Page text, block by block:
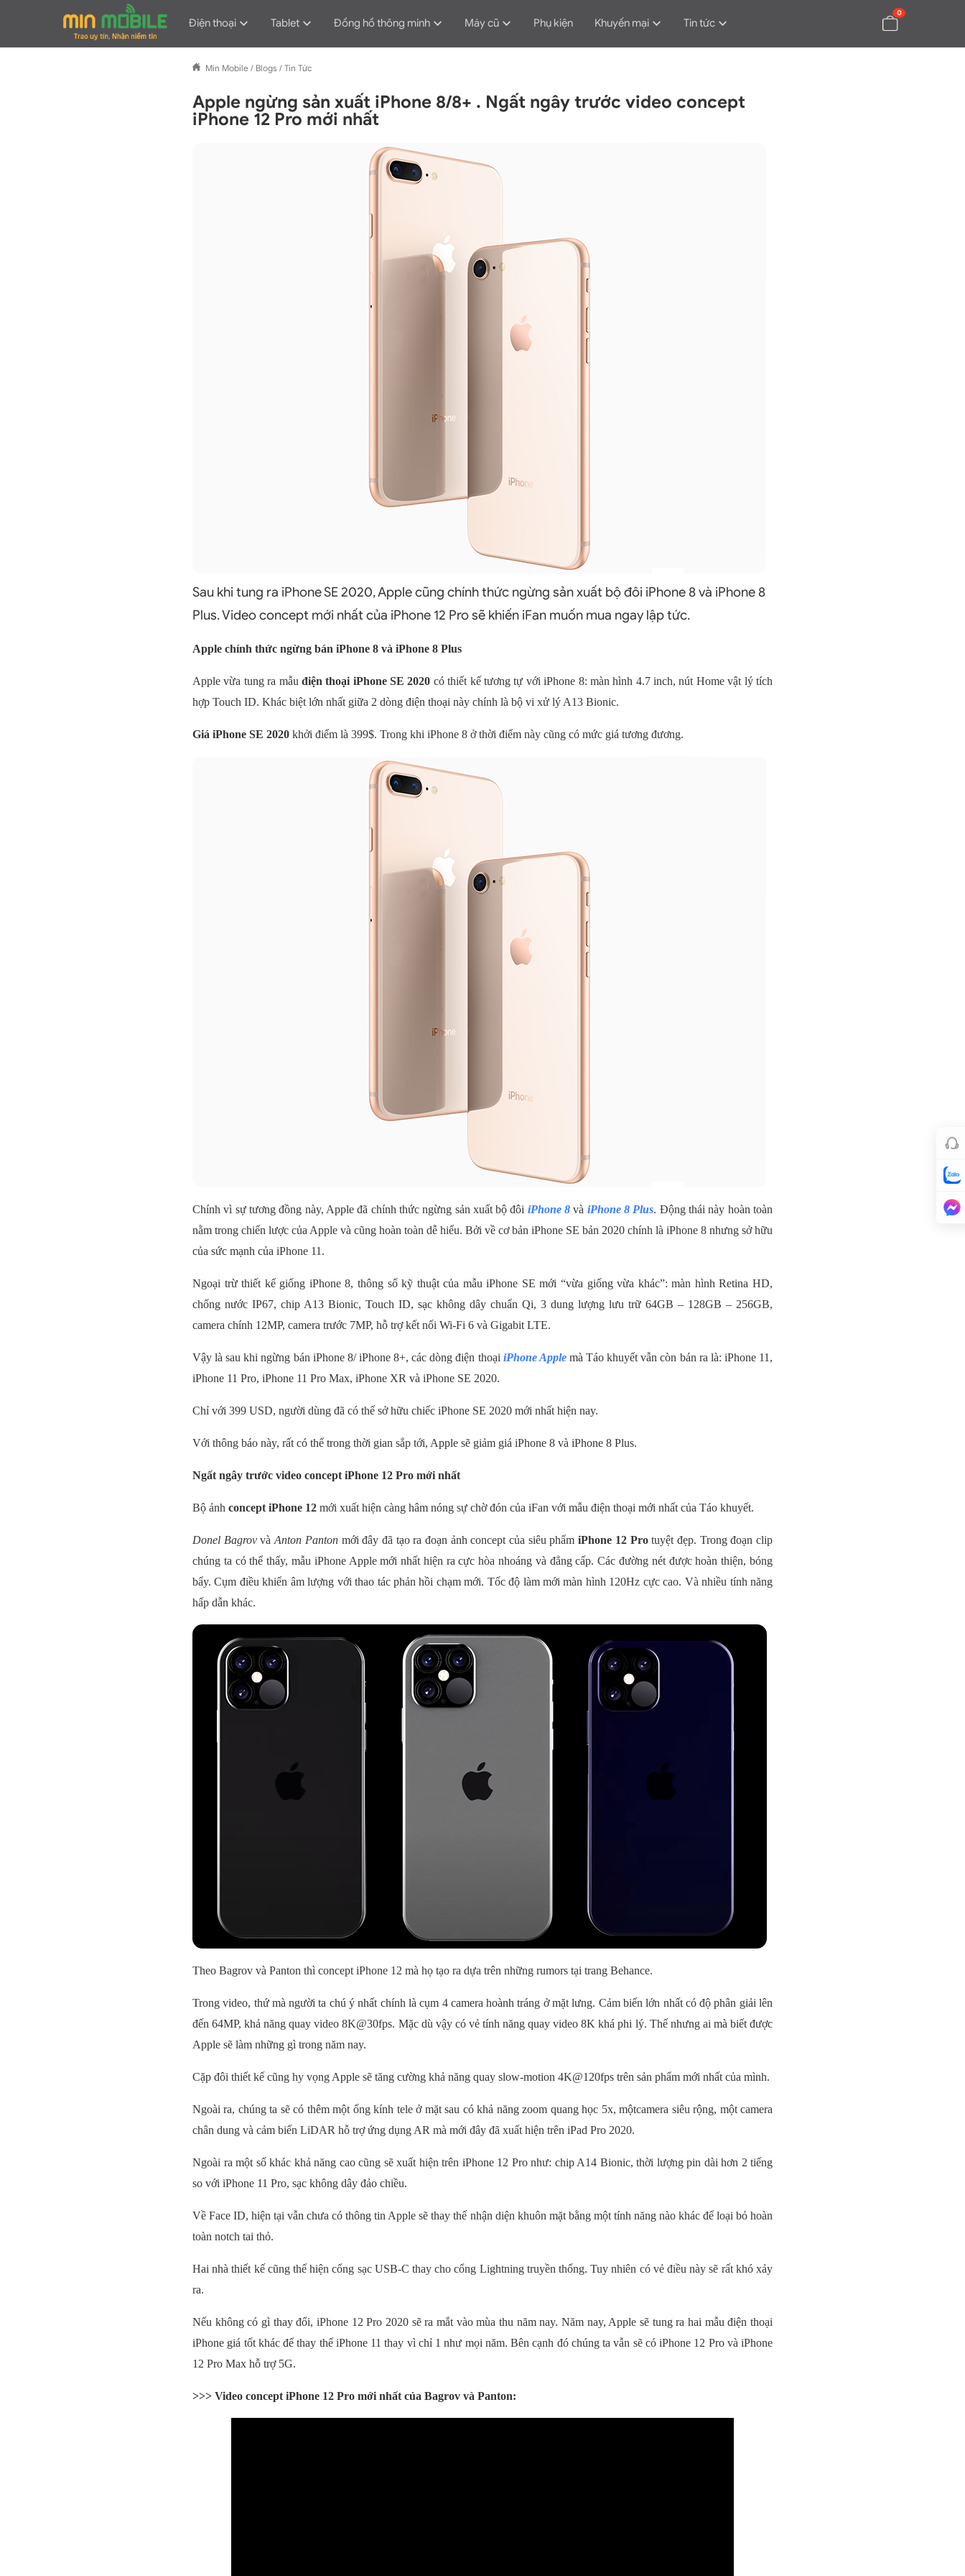
0
Điện thoại Tablet Đồng hồ thông minh Máy cũ Phụ kiện Khuyến mại Tin tức
Min Mobile / Blogs / Tin Tức
Apple ngừng sản xuất iPhone 8/8+ . Ngất ngây trước video concept
iPhone 12 Pro mới nhất
Sau khi tung ra iPhone SE 2020, Apple cũng chính thức ngừng sản xuất bộ đôi iPhone 8 và iPhone 8
Plus. Video concept mới nhất của iPhone 12 Pro sẽ khiến iFan muốn mua ngay lập tức.
Apple chính thức ngừng bán iPhone 8 và iPhone 8 Plus
Apple vừa tung ra mẫu điện thoại iPhone SE 2020 có thiết kế tương tự với iPhone 8: màn hình 4.7 inch, nút Home vật lý tích
hợp Touch ID. Khác biệt lớn nhất giữa 2 dòng điện thoại này chính là bộ vi xử lý A13 Bionic.
Giá iPhone SE 2020 khởi điểm là 399$. Trong khi iPhone 8 ở thời điểm này cũng có mức giá tương đương.
Chính vì sự tương đồng này, Apple đã chính thức ngừng sản xuất bộ đôi iPhone 8 và iPhone 8 Plus. Động thái này hoàn toàn
nằm trong chiến lược của Apple và cũng hoàn toàn dễ hiểu. Bởi về cơ bản iPhone SE bản 2020 chính là iPhone 8 nhưng sở hữu
của sức mạnh của iPhone 11.
Ngoại trừ thiết kế giống iPhone 8, thông số kỹ thuật của mẫu iPhone SE mới “vừa giống vừa khác”: màn hình Retina HD,
chống nước IP67, chip A13 Bionic, Touch ID, sạc không dây chuẩn Qi, 3 dung lượng lưu trữ 64GB – 128GB – 256GB,
camera chính 12MP, camera trước 7MP, hỗ trợ kết nối Wi-Fi 6 và Gigabit LTE.
Vậy là sau khi ngừng bán iPhone 8/ iPhone 8+, các dòng điện thoại iPhone Applemà Táo khuyết vẫn còn bán ra là: iPhone 11,
iPhone 11 Pro, iPhone 11 Pro Max, iPhone XR và iPhone SE 2020.
Chỉ với 399 USD, người dùng đã có thể sở hữu chiếc iPhone SE 2020 mới nhất hiện nay.
Với thông báo này, rất có thể trong thời gian sắp tới, Apple sẽ giảm giá iPhone 8 và iPhone 8 Plus.
Ngất ngây trước video concept iPhone 12 Pro mới nhất
Bộ ảnh concept iPhone 12 mới xuất hiện càng hâm nóng sự chờ đón của iFan với mẫu điện thoại mới nhất của Táo khuyết.
Donel BagrovvàAnton Panton mới đây đã tạo ra đoạn ảnh concept của siêu phẩm iPhone 12 Protuyệt đẹp. Trong đoạn clip
chúng ta có thể thấy, mẫu iPhone Apple mới nhất hiện ra cực hòa nhoáng và đẳng cấp. Các đường nét được hoàn thiện, bóng
bẩy. Cụm điều khiển âm lượng với thao tác phản hồi chạm mới. Tốc độ làm mới màn hình 120Hz cực cao. Và nhiều tính năng
hấp dẫn khác.
Theo Bagrov và Panton thì concept iPhone 12 mà họ tạo ra dựa trên những rumors tại trang Behance.
Trong video, thứ mà người ta chú ý nhất chính là cụm 4 camera hoành tráng ở mặt lưng. Cảm biến lớn nhất có độ phân giải lên
đến 64MP, khả năng quay video 8K@30fps. Mặc dù vậy có vẻ tính năng quay video 8K khá phi lý. Thế nhưng ai mà biết được
Apple sẽ làm những gì trong năm nay.
Cặp đôi thiết kế cũng hy vọng Apple sẽ tăng cường khả năng quay slow-motion 4K@120fps trên sản phẩm mới nhất của mình.
Ngoài ra, chúng ta sẽ có thêm một ống kính tele ở mặt sau có khả năng zoom quang học 5x, mộtcamera siêu rộng, một camera
chân dung và cảm biến LiDAR hỗ trợ ứng dụng AR mà mới đây đã xuất hiện trên iPad Pro 2020.
Ngoài ra một số khác khả năng cao cũng sẽ xuất hiện trên iPhone 12 Pro như: chip A14 Bionic, thời lượng pin dài hơn 2 tiếng
so với iPhone 11 Pro, sạc không dây đảo chiều.
Về Face ID, hiện tại vẫn chưa có thông tin Apple sẽ thay thế nhận diện khuôn mặt bằng một tính năng nào khác để loại bỏ hoàn
toàn notch tai thỏ.
Hai nhà thiết kế cũng thể hiện cổng sạc USB-C thay cho cổng Lightning truyền thống. Tuy nhiên có vẻ điều này sẽ rất khó xảy
ra.
Nếu không có gì thay đổi, iPhone 12 Pro 2020 sẽ ra mắt vào mùa thu năm nay. Năm nay, Apple sẽ tung ra hai mẫu điện thoại
iPhone giá tốt khác để thay thế iPhone 11 thay vì chỉ 1 như mọi năm. Bên cạnh đó chúng ta vẫn sẽ có iPhone 12 Pro và iPhone
12 Pro Max hỗ trợ 5G.
>>> Video concept iPhone 12 Pro mới nhất của Bagrov và Panton: